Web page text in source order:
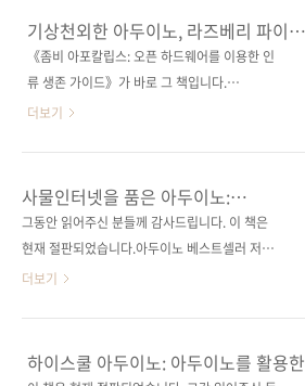
의 책입니다. 2013년에 번역 출간된 1판이 근 3
년이 넘는 시간 동안 국내 독자들로부터 많은 사
랑을 받았는데요. 이번에 나오는 2판은 아두이노
하였고, ■ 새 아두이노 모델과 소프트웨어를 반
영하였으며, ■ 디스플레이 관련 내용 또한 업그
운로드 가능한 샘플 프로그램이 특징인 이 책은
기초적인 스케치로 시작하여 아두이노 전용 C
언어의 사용법, 데이터 저장, 라이브러리 작성,
사물 인터넷을 ..
기상천외한 아두이노, 라즈베리 파이
활용서
《좀비 아포칼립스: 오픈 하드웨어를 이용한 인
류 생존 가이드》가 바로 그 책입니다.
Apocalypse(아포칼립스)는 대재앙이나 지구 종
좀비가 세상을 뒤덮은 시기를 뜻합니다. 좀비와
맞서는 영화 〈부산행〉이 흥행이 될 정도로, 이
제 좀비는 우리에게도 제법 익숙한(?) 공포의 대
세상에서 간단한 회로나 아두이노, 라즈베리 파
이 등을 활용하여 인간의 베이스캠프를 지키는
만, 기상천외하면서도 재기발랄한 기획이지 않
더보기
사물인터넷을 품은 아두이노:
사물인터넷에 필요한 연결의 모든 것
그동안 읽어주신 분들께 감사드립니다. 이 책은
현재 절판되었습니다.아두이노 베스트셀러 저자
가 공개하는 사물인터넷을 위한 아두이노! 출판
(188*245*26)제 본 무선(soft cover)정 가
30,000원ISBN 979-11-85890-40-1 (93000)
더보기
하이스쿨 아두이노: 아두이노를 활용한